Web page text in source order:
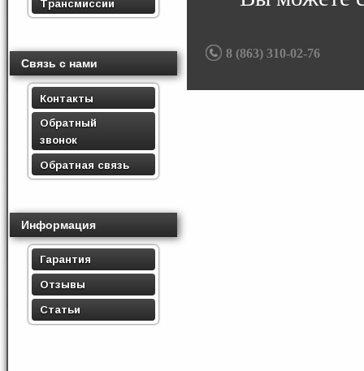
Трансмиссии
Связь с нами
Контакты
Обратный
звонок
Обратная связь
Информация
Гарантия
Отзывы
Статьи
8 (863) 310-02-76